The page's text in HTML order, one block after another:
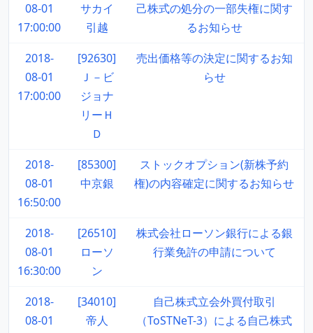
08-01
17:00:00
サカイ
引越
己株式の処分の一部失権に関す
るお知らせ
2018-
08-01
17:00:00
[92630]
Ｊ－ビ
ジョナ
リーＨ
Ｄ
売出価格等の決定に関するお知
らせ
2018-
08-01
16:50:00
[85300]
中京銀
ストックオプション(新株予約
権)の内容確定に関するお知らせ
2018-
08-01
16:30:00
[26510]
ローソ
ン
株式会社ローソン銀行による銀
行業免許の申請について
2018-
08-01
[34010]
帝人
自己株式立会外買付取引
（ToSTNeT-3）による自己株式